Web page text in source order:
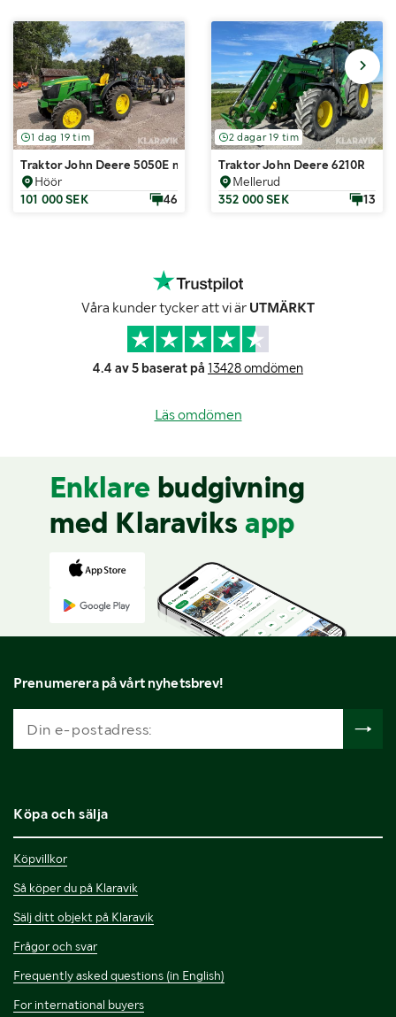
1 dag 19 tim
Traktor John Deere 5050E med Farma T6 skogsvagn, Farma
Höör
101 000 SEK
46
2 dagar 19 tim
Traktor John Deere 6210R
Mellerud
352 000 SEK
13
Våra kunder tycker att vi är UTMÄRKT
4.4 av 5 baserat på 13428 omdömen
Läs omdömen
Enklare budgivning
med Klaraviks app
Prenumerera på vårt nyhetsbrev!
Köpa och sälja
Köpvillkor
Så köper du på Klaravik
Sälj ditt objekt på Klaravik
Frågor och svar
Frequently asked questions (in English)
For international buyers